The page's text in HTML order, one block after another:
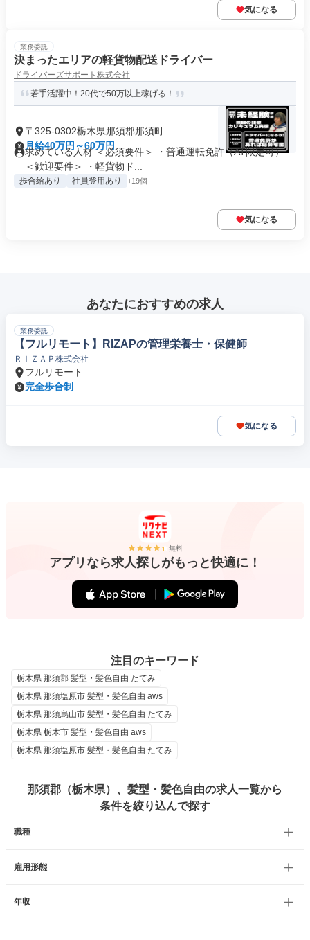
気になる
業務委託
決まったエリアの軽貨物配送ドライバー
ドライバーズサポート株式会社
若手活躍中！20代で50万以上稼げる！
〒325-0302栃木県那須郡那須町
月給40万円～60万円
求めている人材 ＜必須要件＞ ・普通運転免許（AT限定可）
＜歓迎要件＞ ・軽貨物ド...
歩合給あり 社員登用あり +19個
気になる
あなたにおすすめの求人
業務委託
【フルリモート】RIZAPの管理栄養士・保健師
ＲＩＺＡＰ株式会社
フルリモート
完全歩合制
気になる
無料
アプリなら求人探しがもっと快適に！
注目のキーワード
栃木県 那須郡 髪型・髪色自由 たてみ
栃木県 那須塩原市 髪型・髪色自由 aws
栃木県 那須烏山市 髪型・髪色自由 たてみ
栃木県 栃木市 髪型・髪色自由 aws
栃木県 那須塩原市 髪型・髪色自由 たてみ
那須郡（栃木県）、髪型・髪色自由の求人一覧から
条件を絞り込んで探す
職種
雇用形態
年収